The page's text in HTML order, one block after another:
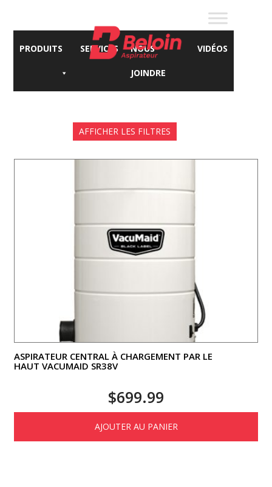
PRODUITS SERVICES NOUS
JOINDRE
VIDÉOS
AFFICHER LES FILTRES
ASPIRATEUR CENTRAL À CHARGEMENT PAR LE
HAUT VACUMAID SR38V
$699.99
AJOUTER AU PANIER